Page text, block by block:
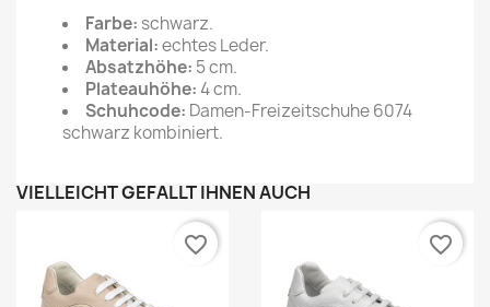
Farbe: schwarz.
Material:echtes Leder.
Absatzhöhe: 5 cm.
Plateauhöhe:4 cm.
Schuhcode: Damen-Freizeitschuhe 6074
schwarz kombiniert.
VIELLEICHT GEFÄLLT IHNEN AUCH
favorite_border favorite_border